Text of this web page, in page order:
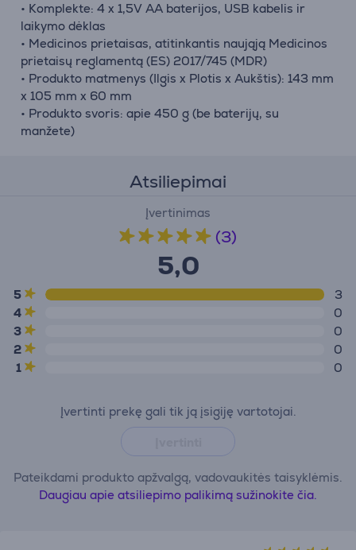
• Komplekte: 4 x 1,5V AA baterijos, USB kabelis ir
laikymo dėklas
• Medicinos prietaisas, atitinkantis naująją Medicinos
prietaisų reglamentą (ES) 2017/745 (MDR)
• Produkto matmenys (Ilgis x Plotis x Aukštis): 143 mm
x 105 mm x 60 mm
• Produkto svoris: apie 450 g (be baterijų, su
manžete)
Atsiliepimai
Įvertinimas
(3)
5,0
5
3
4
0
3
0
2
0
1
0
Įvertinti prekę gali tik ją įsigiję vartotojai.
Pateikdami produkto apžvalgą, vadovaukitės taisyklėmis.
Daugiau apie atsiliepimo palikimą sužinokite čia.